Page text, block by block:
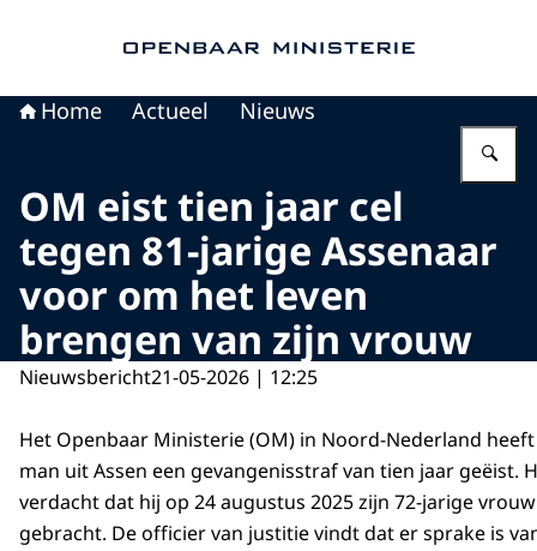
Home Actueel Nieuws
OM eist tien jaar cel
tegen 81-jarige Assenaar
voor om het leven
brengen van zijn vrouw
Nieuwsbericht21-05-2026 | 12:25
Het Openbaar Ministerie (OM) in Noord-Nederland
man uit Assen een gevangenisstraf van tien jaar geëist.
verdacht dat hij op 24 augustus 2025 zijn 72-jarige
gebracht. De officier van justitie vindt dat er sprake is